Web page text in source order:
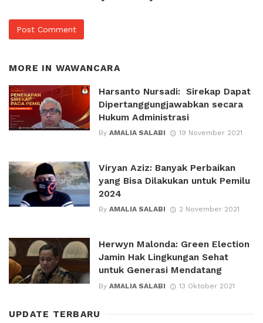
MORE IN WAWANCARA
Harsanto Nursadi: Sirekap Dapat
Dipertanggungjawabkan secara
Hukum Administrasi
By AMALIA SALABI 19 November 2021
Viryan Aziz: Banyak Perbaikan
yang Bisa Dilakukan untuk Pemilu
2024
By AMALIA SALABI 2 November 2021
Herwyn Malonda: Green Election
Jamin Hak Lingkungan Sehat
untuk Generasi Mendatang
By AMALIA SALABI 13 Oktober 2021
UPDATE TERBARU